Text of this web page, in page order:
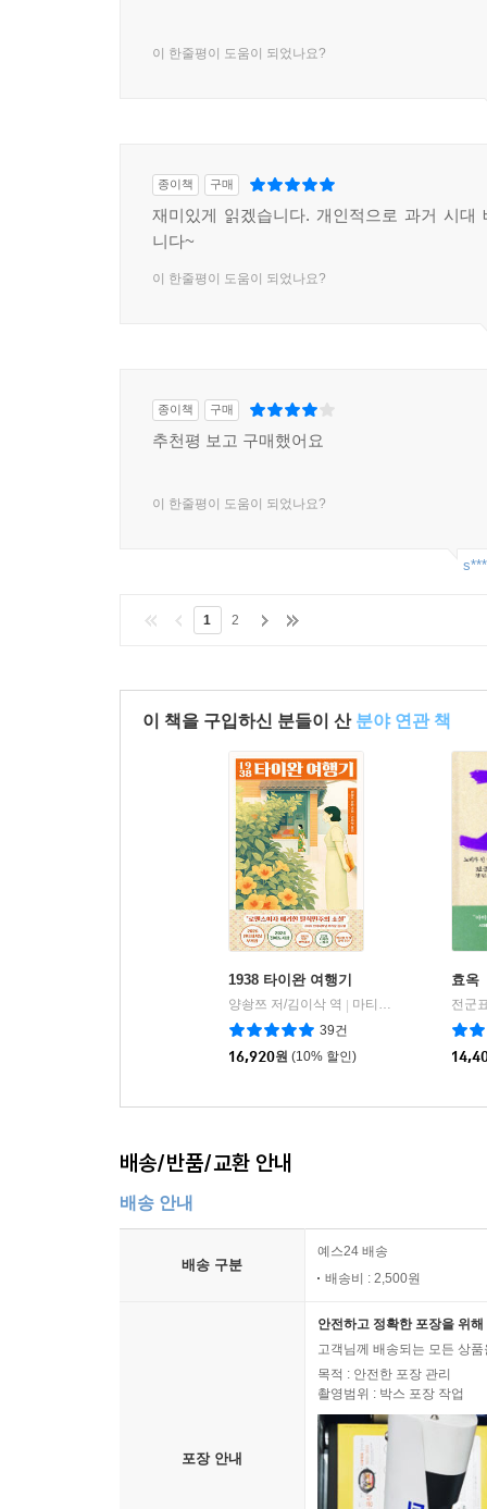
이 한줄평이 도움이 되었나요?
종이책 구매
재미있게 읽겠습니다. 개인적으로 과거 시대
니다~
이 한줄평이 도움이 되었나요?
종이책 구매
추천평 보고 구매했어요
이 한줄평이 도움이 되었나요?
1 2
이 책을 구입하신 분들이 산 분야 연관 책
1938 타이완 여행기
양솽쯔 저/김이삭 역
마티스블루
39건
16,920원 (10% 할인)
효옥
전군
배송/반품/교환 안내
배송 안내
배송 구분
예스24 배송
배송비 : 2,500원
포장 안내
안전하고 정확한 포장을 위
고객님께 배송되는 모든 상
목적 : 안전한 포장 관리
촬영범위 : 박스 포장 작업